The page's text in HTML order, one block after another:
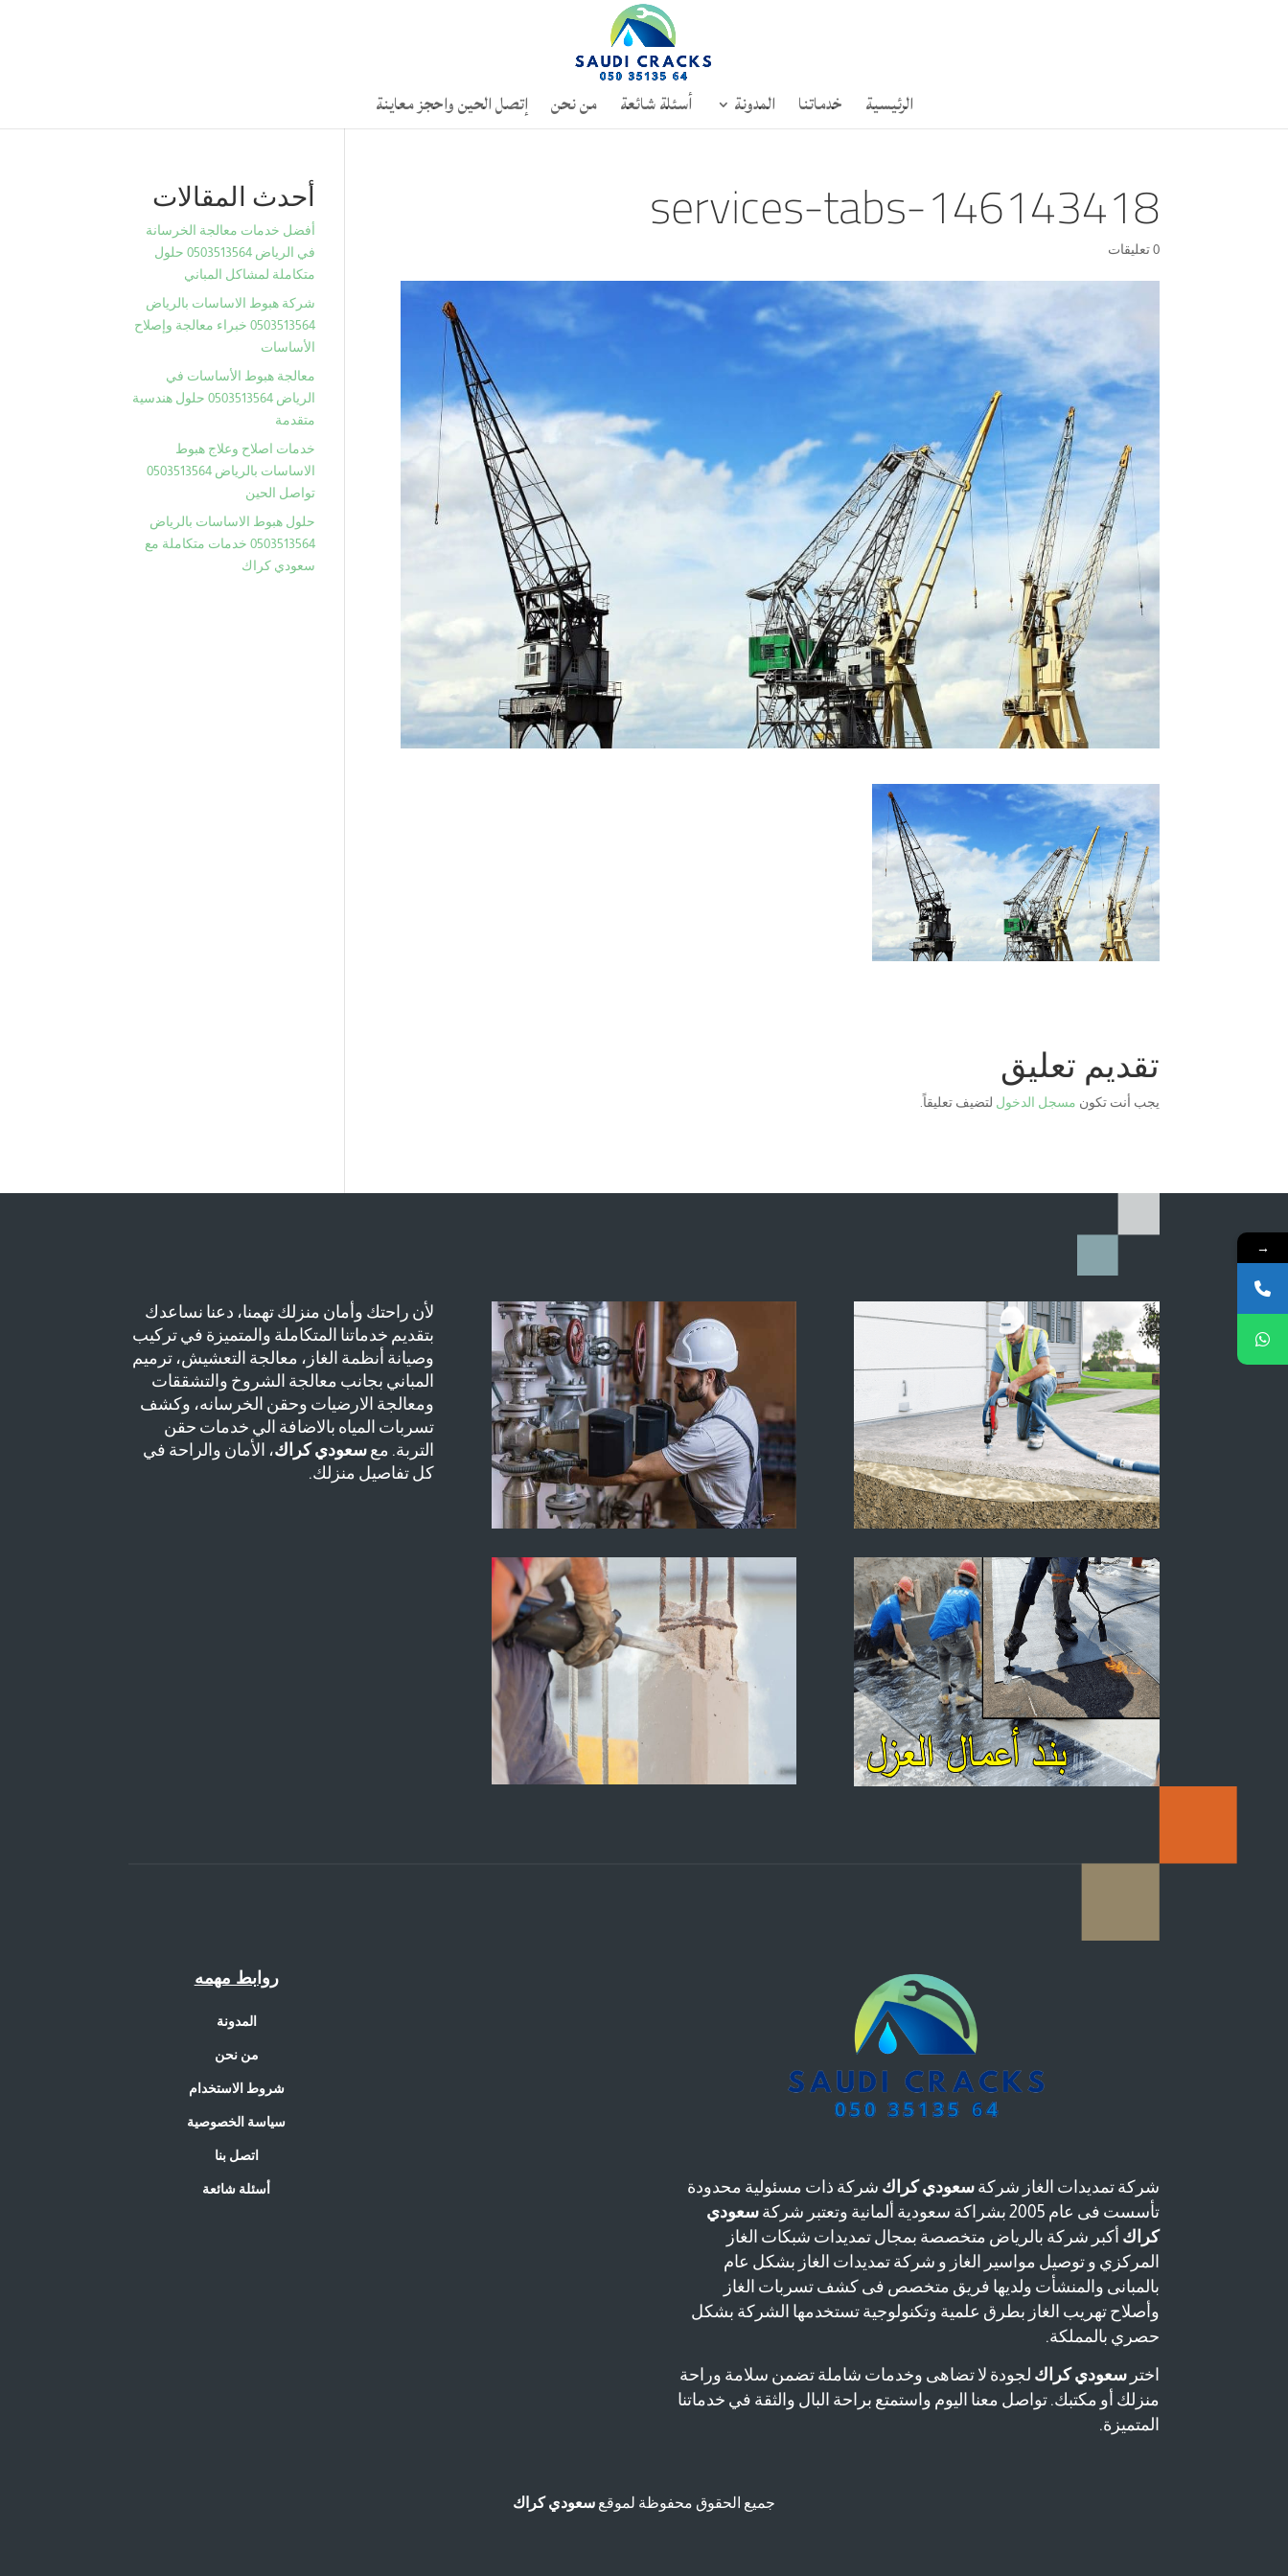
الرئيسية خدماتنا المدونة أسئلة شائعة من نحن إتصل الحين واحجز معاينة
services-tabs-146143418
0 تعليقات
تقديم تعليق
يجب أنت تكون مسجل الدخول لتضيف تعليقاً.
أحدث المقالات
أفضل خدمات معالجة الخرسانة
في الرياض 0503513564 حلول
متكاملة لمشاكل المباني
شركة هبوط الاساسات بالرياض
0503513564 خبراء معالجة وإصلاح
الأساسات
معالجة هبوط الأساسات في
الرياض 0503513564 حلول هندسية
متقدمة
خدمات اصلاح وعلاج هبوط
الاساسات بالرياض 0503513564
تواصل الحين
حلول هبوط الاساسات بالرياض
0503513564 خدمات متكاملة مع
سعودي كراك
لأن راحتك وأمان منزلك تهمنا، دعنا نساعدك
بتقديم خدماتنا المتكاملة والمتميزة في تركيب
وصيانة أنظمة الغاز، معالجة التعشيش، ترميم
المباني بجانب معالجة الشروخ والتشققات
ومعالجة الارضيات وحقن الخرسانه، وكشف
تسربات المياه بالاضافة الي خدمات حقن
التربة. مع سعودي كراك، الأمان والراحة في
كل تفاصيل منزلك.
روابط مهمه
المدونة
من نحن
شروط الاستخدام
سياسة الخصوصية
اتصل بنا
أسئلة شائعة شركة تمديدات الغاز شركةسعودي كراك شركة ذات مسئولية محدودة
تأسست فى عام 2005 بشراكة سعودية ألمانية وتعتبر شركة
سعودي
كراك أكبر شركة بالرياض متخصصة بمجال تمديدات شبكات الغاز
المركزي و توصيل مواسير الغاز و شركة تمديدات الغاز بشكل عام
بالمبانى والمنشأت ولديها فريق متخصص فى كشف تسربات الغاز
وأصلاح تهريب الغاز بطرق علمية وتكنولوجية تستخدمها الشركة بشكل
حصري بالمملكة.
اخترسعودي كراك لجودة لا تضاهى وخدمات شاملة تضمن سلامة وراحة
منزلك أو مكتبك. تواصل معنا اليوم واستمتع براحة البال والثقة في خدماتنا
المتميزة.
جميع الحقوق محفوظة لموقع سعودي كراك
→